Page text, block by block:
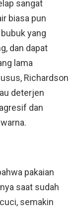
sangat
biasa pun
yang
dan dapat
lama
Richardson
deterjen
dan
pakaian
saat sudah
semakin